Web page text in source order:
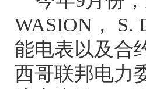
WASION ，
S.
能电表以及合
西哥联邦电力